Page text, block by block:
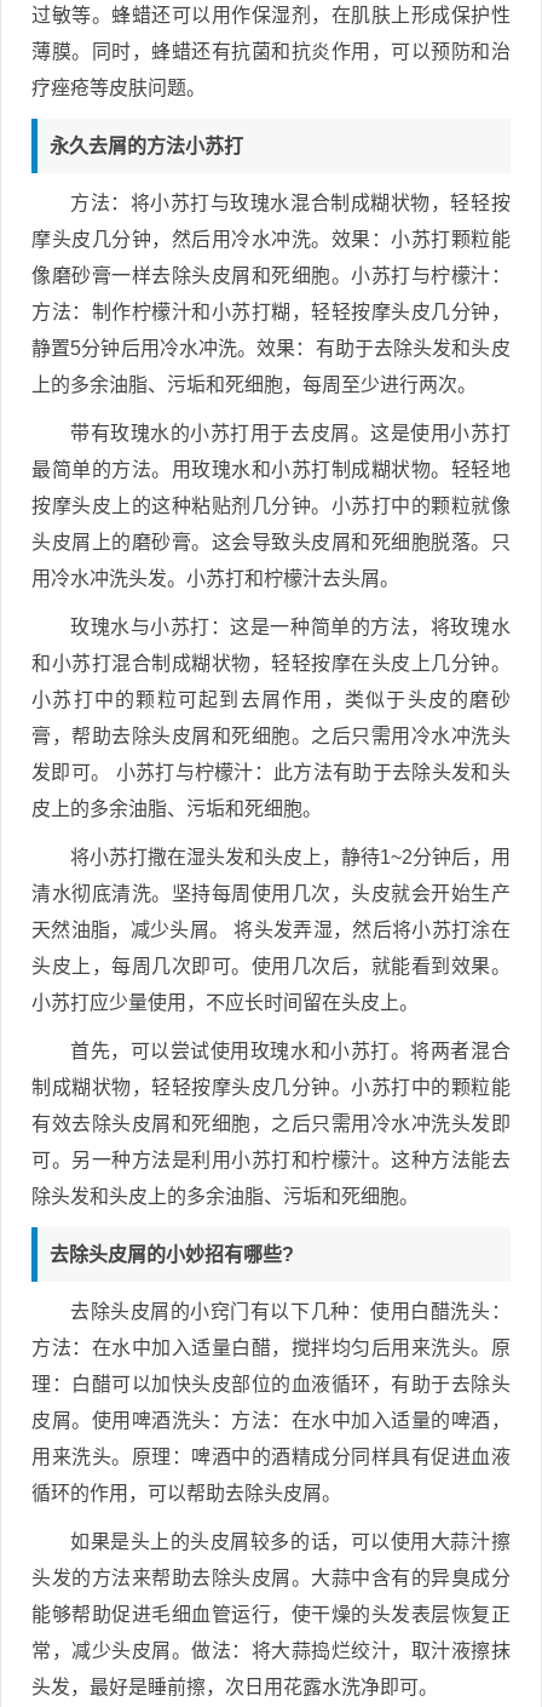
过敏等。蜂蜡还可以用作保湿剂，在肌肤上形成保护性
薄膜。同时，蜂蜡还有抗菌和抗炎作用，可以预防和治
疗痤疮等皮肤问题。
永久去屑的方法小苏打
方法：将小苏打与玫瑰水混合制成糊状物，轻轻按
摩头皮几分钟，然后用冷水冲洗。效果：小苏打颗粒能
像磨砂膏一样去除头皮屑和死细胞。小苏打与柠檬汁：
方法：制作柠檬汁和小苏打糊，轻轻按摩头皮几分钟，
静置5分钟后用冷水冲洗。效果：有助于去除头发和头皮
上的多余油脂、污垢和死细胞，每周至少进行两次。
带有玫瑰水的小苏打用于去皮屑。这是使用小苏打
最简单的方法。用玫瑰水和小苏打制成糊状物。轻轻地
按摩头皮上的这种粘贴剂几分钟。小苏打中的颗粒就像
头皮屑上的磨砂膏。这会导致头皮屑和死细胞脱落。只
用冷水冲洗头发。小苏打和柠檬汁去头屑。
玫瑰水与小苏打：这是一种简单的方法，将玫瑰水
和小苏打混合制成糊状物，轻轻按摩在头皮上几分钟。
小苏打中的颗粒可起到去屑作用，类似于头皮的磨砂
膏，帮助去除头皮屑和死细胞。之后只需用冷水冲洗头
发即可。 小苏打与柠檬汁：此方法有助于去除头发和头
皮上的多余油脂、污垢和死细胞。
将小苏打撒在湿头发和头皮上，静待1~2分钟后，用
清水彻底清洗。坚持每周使用几次，头皮就会开始生产
天然油脂，减少头屑。 将头发弄湿，然后将小苏打涂在
头皮上，每周几次即可。使用几次后，就能看到效果。
小苏打应少量使用，不应长时间留在头皮上。
首先，可以尝试使用玫瑰水和小苏打。将两者混合
制成糊状物，轻轻按摩头皮几分钟。小苏打中的颗粒能
有效去除头皮屑和死细胞，之后只需用冷水冲洗头发即
可。另一种方法是利用小苏打和柠檬汁。这种方法能去
除头发和头皮上的多余油脂、污垢和死细胞。
去除头皮屑的小妙招有哪些?
去除头皮屑的小窍门有以下几种：使用白醋洗头：
方法：在水中加入适量白醋，搅拌均匀后用来洗头。原
理：白醋可以加快头皮部位的血液循环，有助于去除头
皮屑。使用啤酒洗头：方法：在水中加入适量的啤酒，
用来洗头。原理：啤酒中的酒精成分同样具有促进血液
循环的作用，可以帮助去除头皮屑。
如果是头上的头皮屑较多的话，可以使用大蒜汁擦
头发的方法来帮助去除头皮屑。大蒜中含有的异臭成分
能够帮助促进毛细血管运行，使干燥的头发表层恢复正
常，减少头皮屑。做法：将大蒜捣烂绞汁，取汁液擦抹
头发，最好是睡前擦，次日用花露水洗净即可。